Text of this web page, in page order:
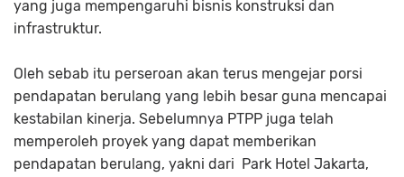
yang juga mempengaruhi bisnis konstruksi dan
infrastruktur.
Oleh sebab itu perseroan akan terus mengejar porsi
pendapatan berulang yang lebih besar guna mencapai
kestabilan kinerja. Sebelumnya PTPP juga telah
memperoleh proyek yang dapat memberikan
pendapatan berulang, yakni dari Park Hotel Jakarta,